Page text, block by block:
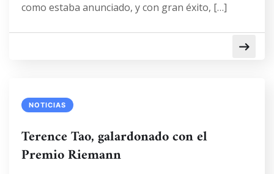
como estaba anunciado, y con gran éxito, […]
NOTICIAS
Terence Tao, galardonado con el
Premio Riemann